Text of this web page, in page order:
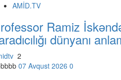
AMİD.TV
Ramiz
dünyanı
2
07 Avqust 2026 0